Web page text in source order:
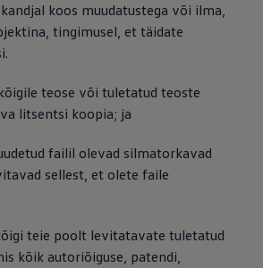
koos muudatustega või ilma,
tingimusel, et täidate
teose või tuletatud teoste
litsentsi koopia; ja
failil olevad silmatorkavad
sellest, et olete faile
teie poolt levitatavate tuletatud
kõik autoriõiguse, patendi,